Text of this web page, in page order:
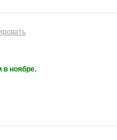
в ноябре.